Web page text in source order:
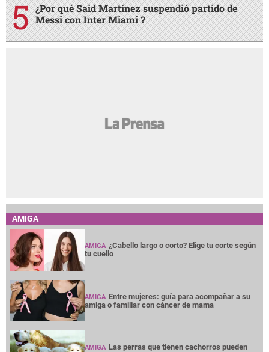
¿Por qué Said Martínez suspendió partido de
Messi con Inter Miami ?
AMIGA
AMIGA ¿Cabello largo o corto? Elige tu corte según
tu cuello
AMIGA Entre mujeres: guía para acompañar a su
amiga o familiar con cáncer de mama
AMIGA Las perras que tienen cachorros pueden